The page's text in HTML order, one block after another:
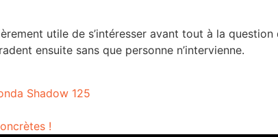
utile de s’intéresser avant tout à la
ensuite sans que personne n’intervienne.
Shadow 125
!